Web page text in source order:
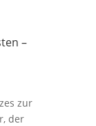
–
zur
der